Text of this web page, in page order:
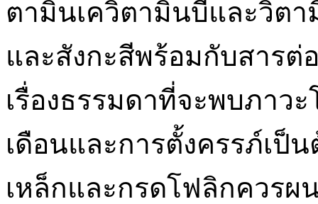
ตามินเควิตามินบีและวิต
และสังกะสีพร้อมกับสารต่
เรื่องธรรมดาที่จะพบภาว
เดือนและการตั้งครรภ์เป็
เหล็กและกรดโฟลิกควร